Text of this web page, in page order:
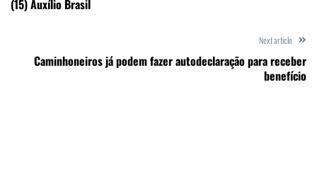
(15) Auxílio Brasil
Next article
Caminhoneiros já podem fazer autodeclaração para receber
benefício